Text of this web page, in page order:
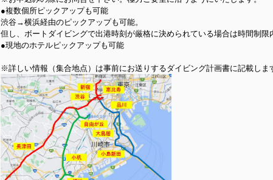
●複数個所ピックアップも可能
渋谷→横浜経由のピックアップも可能。
但し、ボートダイビングで出港時刻が厳格に決められている場合は時間制限
●現地のホテルピックアップも可能
※詳しい情報（集合地点）は事前にお送りするダイビング計画書に記載しま